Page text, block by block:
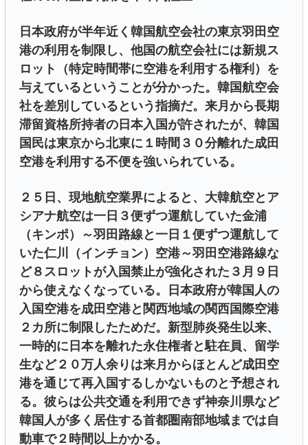
日本政府が半年近く韓国航空会社の東京羽田空
港の利用を制限し、他国の航空会社には新規ス
ロット（特定時間帯に空港を利用する権利）を
与えているということが分かった。韓国航空会
社を差別しているという指摘だ。来月から長期
滞留資格所持者の日本入国が許されたが、韓国
国民は東京から北東に１時間３０分離れた成田
空港を利用する不便を強いられている。
２５日、現地航空業界によると、大韓航空とア
シアナ航空は一日３便ずつ運航していた金浦
（キンポ）～羽田路線と一日１便ずつ運航して
いた仁川（インチョン）空港～羽田空港路線な
ど８スロットが入国禁止が強化された３月９日
から使えなくなっている。日本政府が韓国人の
入国空港を成田空港と関西地域の関西国際空港
２カ所に制限したためだ。新型肺炎発生以来、
一時的に日本を離れた永住権者と駐在員、留学
生など２０万人余りは来月からほとんど成田空
港を通じて再入国するしかないものと予想され
る。彼らは公共交通を利用できず神奈川県など
韓国人が多く居住する首都圏南部地域までは自
動車で２時間以上かかる。